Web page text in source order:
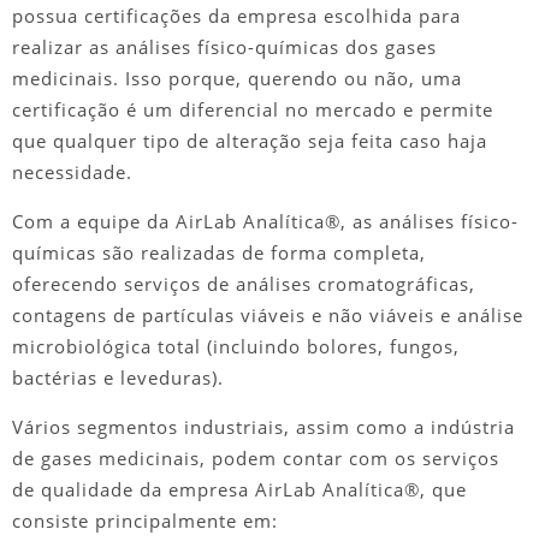
possua certificações da empresa escolhida para
realizar as análises físico-químicas dos gases
medicinais. Isso porque, querendo ou não, uma
certificação é um diferencial no mercado e permite
que qualquer tipo de alteração seja feita caso haja
necessidade.
Com a equipe da AirLab Analítica®, as análises físico-
químicas são realizadas de forma completa,
oferecendo serviços de análises cromatográficas,
contagens de partículas viáveis e não viáveis e análise
microbiológica total (incluindo bolores, fungos,
bactérias e leveduras).
Vários segmentos industriais, assim como a indústria
de gases medicinais, podem contar com os serviços
de qualidade da empresa AirLab Analítica®, que
consiste principalmente em: